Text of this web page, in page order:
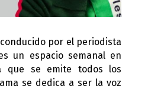
por el periodista
un espacio semanal en
que se emite todos los
se dedica a ser la voz